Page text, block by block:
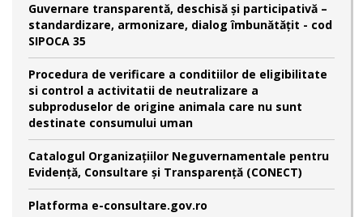
Guvernare transparentă, deschisă și participativă –
standardizare, armonizare, dialog îmbunătățit - cod
SIPOCA 35
Procedura de verificare a conditiilor de eligibilitate
si control a activitatii de neutralizare a
subproduselor de origine animala care nu sunt
destinate consumului uman
Catalogul Organizațiilor Neguvernamentale pentru
Evidență, Consultare și Transparență (CONECT)
Platforma e-consultare.gov.ro